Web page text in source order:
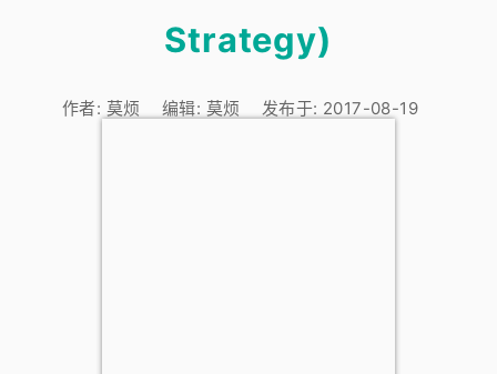
Strategy)
作者: 莫烦 编辑: 莫烦 发布于: 2017-08-19